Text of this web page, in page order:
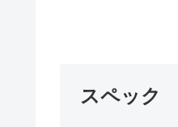
スペック